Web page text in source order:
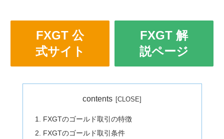
FXGT 公
式サイト
FXGT 解
説ページ
contents
FXGTのゴールド取引の特徴
FXGTのゴールド取引条件